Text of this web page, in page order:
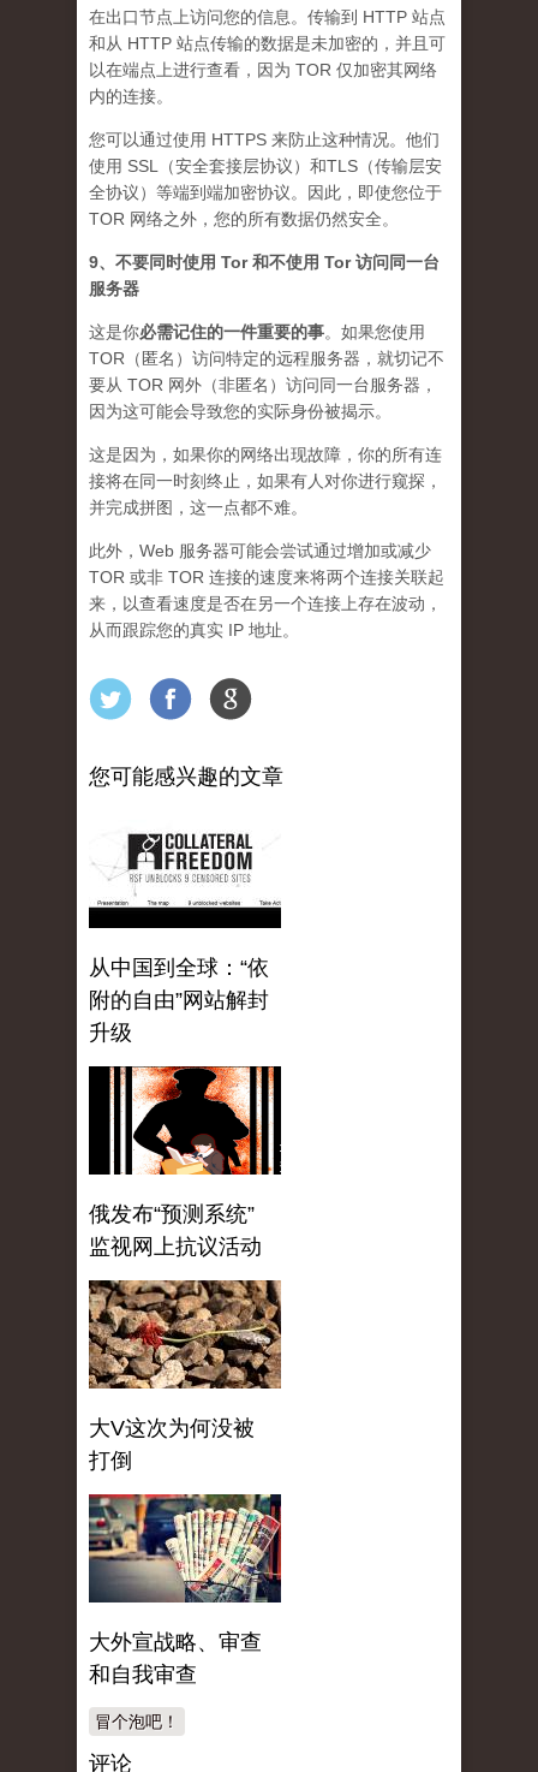
在出口节点上访问您的信息。传输到 HTTP 站点
和从 HTTP 站点传输的数据是未加密的，并且可
以在端点上进行查看，因为 TOR 仅加密其网络
内的连接。
您可以通过使用 HTTPS 来防止这种情况。他们
使用 SSL（安全套接层协议）和TLS（传输层安
全协议）等端到端加密协议。因此，即使您位于
TOR 网络之外，您的所有数据仍然安全。
9、不要同时使用 Tor 和不使用 Tor 访问同一台
服务器
这是你必需记住的一件重要的事。如果您使用
TOR（匿名）访问特定的远程服务器，就切记不
要从 TOR 网外（非匿名）访问同一台服务器，
因为这可能会导致您的实际身份被揭示。
这是因为，如果你的网络出现故障，你的所有连
接将在同一时刻终止，如果有人对你进行窥探，
并完成拼图，这一点都不难。
此外，Web 服务器可能会尝试通过增加或减少
TOR 或非 TOR 连接的速度来将两个连接关联起
来，以查看速度是否在另一个连接上存在波动，
从而跟踪您的真实 IP 地址。
您可能感兴趣的文章
从中国到全球：“依
附的自由”网站解封
升级
俄发布“预测系统”
监视网上抗议活动
大V这次为何没被
打倒
大外宣战略、审查
和自我审查
冒个泡吧！
评论